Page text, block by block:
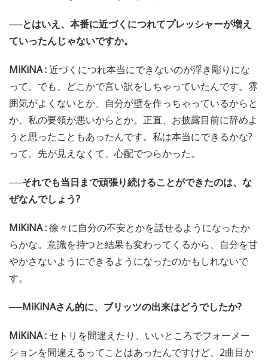
──とはいえ、本番に近づくにつれてプレッシャーが増え
ていったんじゃないですか。
MiKiNA :近づくにつれ本当にできないのが浮き彫りにな
って。でも、どこかで言い訳をしちゃっていたんです。雰
囲気がよくないとか、自分が壁を作っちゃっているからと
か、私の要領が悪いからとか。正直、お披露目前に辞めよ
うと思ったこともあったんです。私は本当にできるかな?
って。先が見えなくて、心配でつらかった。
──それでも当日まで頑張り続けることができたのは、な
ぜなんでしょう?
MiKiNA :徐々に自分の不安とかを話せるようになったか
らかな。意識を持つと結果も変わってくるから、自分を甘
やかさないようにできるようになったのかもしれないで
す。
──MiKiNAさん的に、ブリッツの出来はどうでしたか?
MiKiNA : セトリを間違えたり、いいところでフォーメー
ションを間違えるってことはあったんですけど、2曲目か